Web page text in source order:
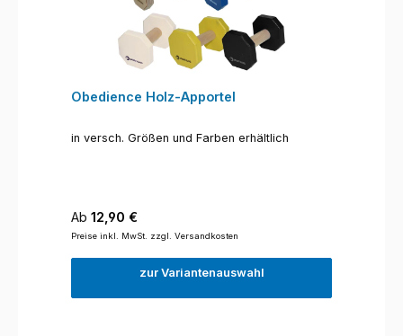
Obedience Holz-Apportel
in versch. Größen und Farben erhältlich
Regulärer Preis:
Ab 12,90 €
Preise inkl. MwSt. zzgl. Versandkosten
zur Variantenauswahl